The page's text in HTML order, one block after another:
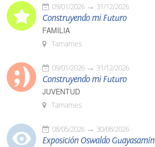
09/01/2026 31/12/2026
Construyendo mi Futuro
FAMILIA
Tamames
09/01/2026 31/12/2026
Construyendo mi Futuro
JUVENTUD
Tamames
08/05/2026 30/08/2026
Exposición Oswaldo Guayasamín